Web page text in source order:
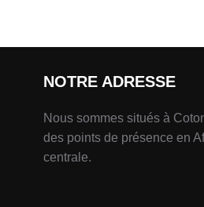
NOTRE ADRESSE
Nous sommes situés à
des points de présence en
centrale.